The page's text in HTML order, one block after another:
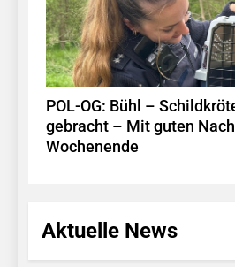
POL-OG: Bühl –
gebracht – Mit guten
Wochenende
Aktuelle News